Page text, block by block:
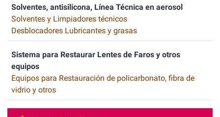
Solventes, antisilicona, Línea Técnica en aerosol
Solventes y Limpiadores técnicos
Desblocadores Lubricantes y grasas
Sistema para Restaurar Lentes de Faros y otros
equipos
Equipos para Restauración de policarbonato, fibra de
vidrio y otros